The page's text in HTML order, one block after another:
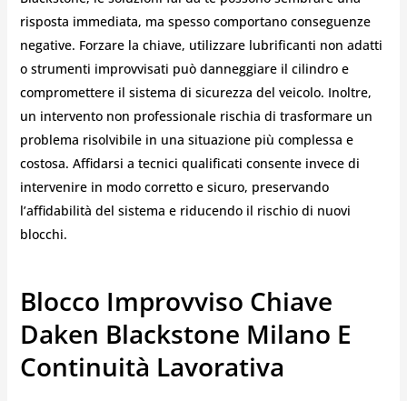
risposta immediata, ma spesso comportano conseguenze
negative. Forzare la chiave, utilizzare lubrificanti non adatti
o strumenti improvvisati può danneggiare il cilindro e
compromettere il sistema di sicurezza del veicolo. Inoltre,
un intervento non professionale rischia di trasformare un
problema risolvibile in una situazione più complessa e
costosa. Affidarsi a tecnici qualificati consente invece di
intervenire in modo corretto e sicuro, preservando
l’affidabilità del sistema e riducendo il rischio di nuovi
blocchi.
Blocco Improvviso Chiave
Daken Blackstone Milano E
Continuità Lavorativa